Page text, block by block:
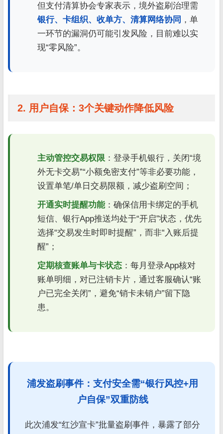
但支付清算协会专家表示，境外盗刷治理需
银行、卡组织、收单方、清算网络协同 ，单
一环节的漏洞仍可能引发风险，目前难以实
现“零风险”。
2. 用户自保：3个关键动作降低风险
主动管控交易权限 ：登录手机银行，关闭“境
外无卡交易”“小额免密支付”等非必要功能，
设置单笔/单日交易限额，减少盗刷空间；
开通实时提醒功能：确保信用卡绑定的手机
短信、银行App推送均处于“开启”状态，优先
选择“交易发生时即时提醒”，而非“入账后提
醒”；
定期核查账单与卡状态 ：每月登录App核对
账单明细，对已注销卡片，通过客服确认“账
户已完全关闭”，避免“销卡未销户”留下隐
患。
浦发盗刷事件：支付安全需“银行风控+用
户自保”双重防线
此次浦发“红沙宣卡”批量盗刷事件，暴露了部分